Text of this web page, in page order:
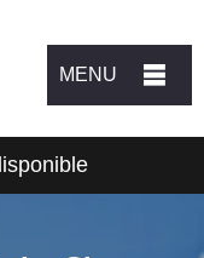
MENU